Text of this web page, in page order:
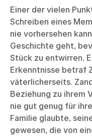
Einer der vielen
Schreiben eines
nie vorhersehen
Geschichte geht,
Stück zu entwirren.
Erkenntnisse betraf
väterlicherseits.
Beziehung zu ihrem
nie gut genug für
Familie glaubte,
gewesen, die von